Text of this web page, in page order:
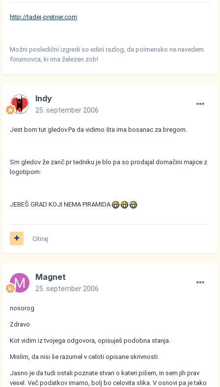
http://tadej-pretner.com
Možni posledični izgredi so edini razlog, da poimensko ne navedem
forumovca, ki ima železen zob!
Indy
25. september 2006
Jest bom tut gledov.Pa da vidimo šta ima bosanac za bregom.
Sm gledov že zanč pr tedniku je blo pa so prodajal domačini majice z
logotipom:
JEBEŠ GRAD KOJI NEMA PIRAMIDA
Citiraj
Magnet
25. september 2006
nosorog
Zdravo
Kot vidim iz tvojega odgovora, opisuješ podobna stanja.
Mislim, da nisi še razumel v celoti opisane skrivnosti.
Jasno je da tudi ostali poznate stvari o kateri pišem, in sem jih prav
vesel. Več podatkov imamo, bolj bo celovita slika. V osnovi pa je tako